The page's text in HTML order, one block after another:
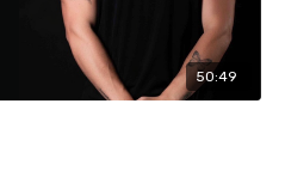
50:49